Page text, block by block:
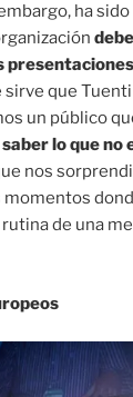
ha
presentaciones
sirve que
un público
lo que no
nos
de una